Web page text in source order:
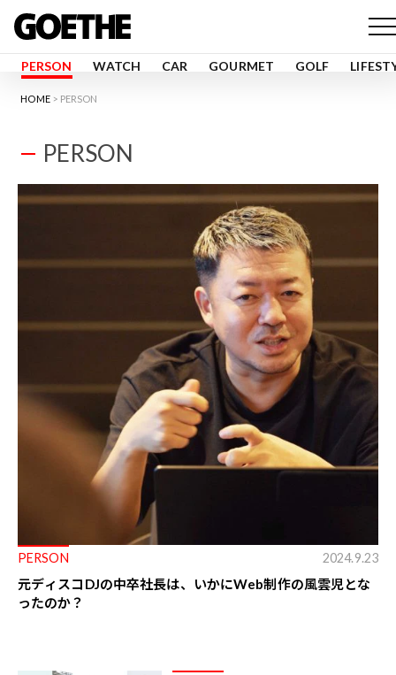
PERSON WATCH CAR GOURMET GOLF
HOME PERSON
PERSON
PERSON 2024.9.23
元ディスコDJの中卒社長は、いかにWeb制作の風雲児とな
ったのか？